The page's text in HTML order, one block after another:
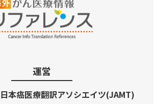
運営
本癌医療翻訳アソシエイツ(JAMT)